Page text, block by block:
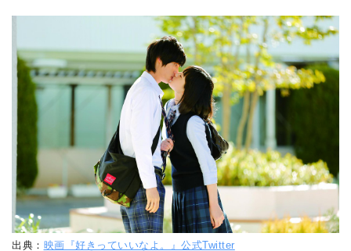
出典： 映画『好きっていいなよ。』公式Twitter